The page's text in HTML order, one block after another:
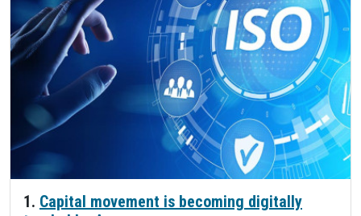
1. Capital movement is becoming digitally